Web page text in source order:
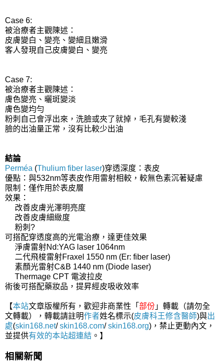
Case 6:
被治療者主觀陳述：
皮膚變白、變亮、變細且嫩滑
客人發現自己皮膚變白、變亮
Case 7:
被治療者主觀陳述：
膚色變亮、曬斑變淡
膚色變均勻
粉刺自己會浮出來，洗臉或夾了就掉，毛孔有變較淺
臉的出油量正常，沒有比較少出油
結論
Perméa (Thulium fiber laser)穿透深度：表皮
優點：與532nm等表皮作用雷射相較，較無色素沉著疑慮
限制：僅作用於表皮層
效果：
改善皮膚光澤明亮度
改善皮膚細緻度
粉刺?
可搭配穿透度高的光電治療，達更佳效果
淨膚雷射Nd:YAG laser 1064nm
二代飛梭雷射Fraxel 1550 nm (Er: fiber laser)
素顏光雷射C&B 1440 nm (Diode laser)
Thermage CPT 電波拉皮
術後可搭配藥妝品，提昇經皮吸收效率
【本站文章版權所有，歡迎非商業性「 部份 」轉載（請勿全
文轉載），轉載請註明作者姓名標示(皮膚科王修含醫師)與出
處(skin168.net/skin168.com/skin168.org)，禁止更動內文，
並提供有效的本站超連結 。】
相關新聞